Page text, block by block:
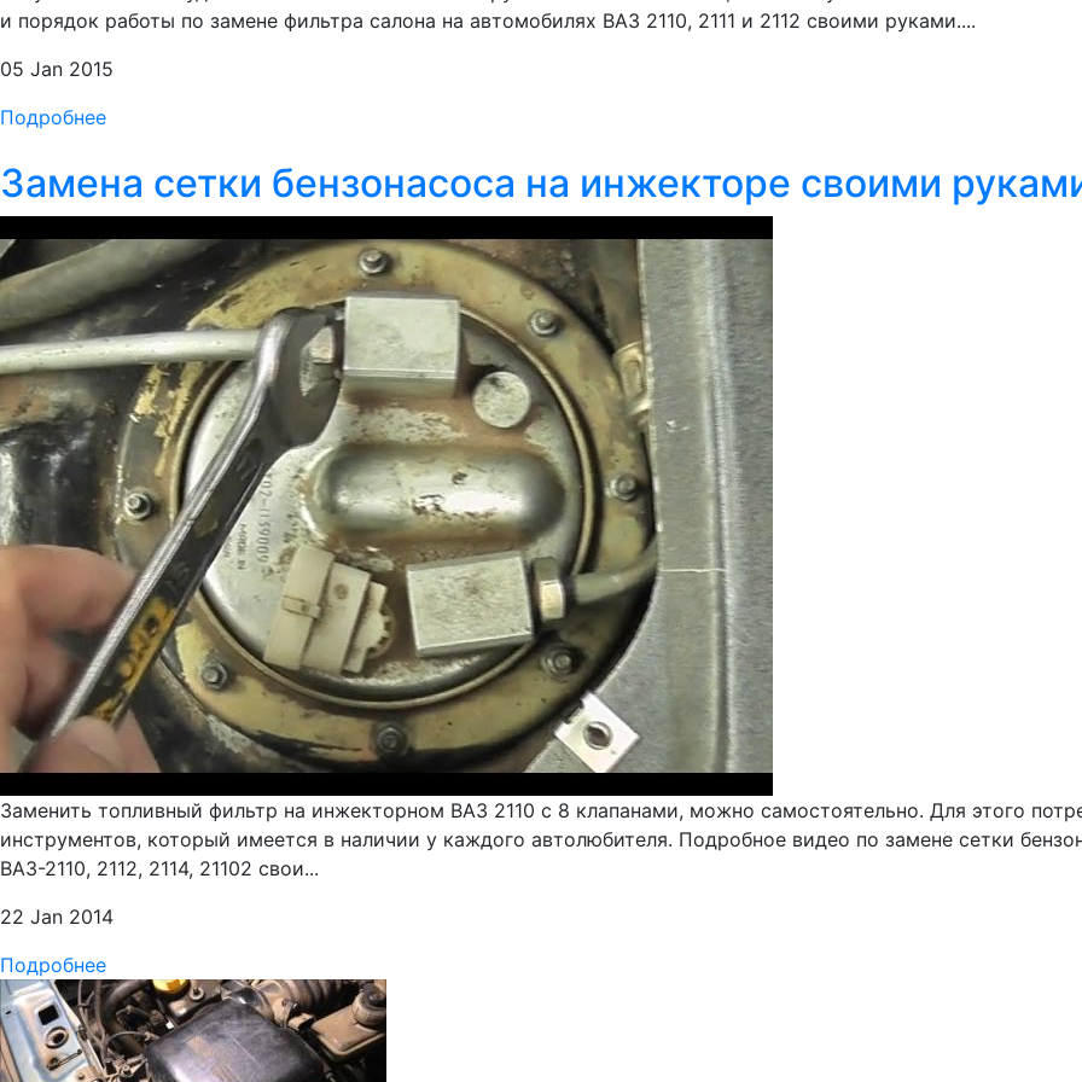
и порядок работы по замене фильтра салона на автомобилях ВАЗ 2110, 2111 и 2112 своими руками....
05 Jan 2015
Подробнее
Замена сетки бензонасоса на инжекторе своими
Заменить топливный фильтр на инжекторном ВАЗ 2110 с 8 клапанами, можно самостоятельно. Для этого
инструментов, который имеется в наличии у каждого автолюбителя. Подробное видео по замене сетки
ВАЗ-2110, 2112, 2114, 21102 свои...
22 Jan 2014
Подробнее